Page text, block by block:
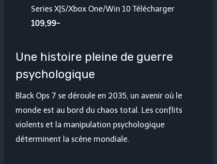
Series X|S/Xbox One/Win 10 Télécharger
109,99-
Une histoire pleine de guerre
psychologique
Black Ops 7 se déroule en 2035, un avenir où le
monde est au bord du chaos total. Les conflits
violents et la manipulation psychologique
déterminent la scène mondiale.